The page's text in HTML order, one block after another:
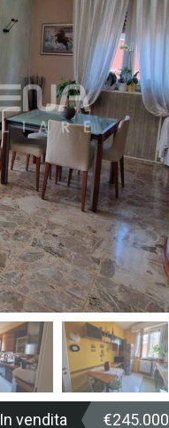
In vendita €245.000